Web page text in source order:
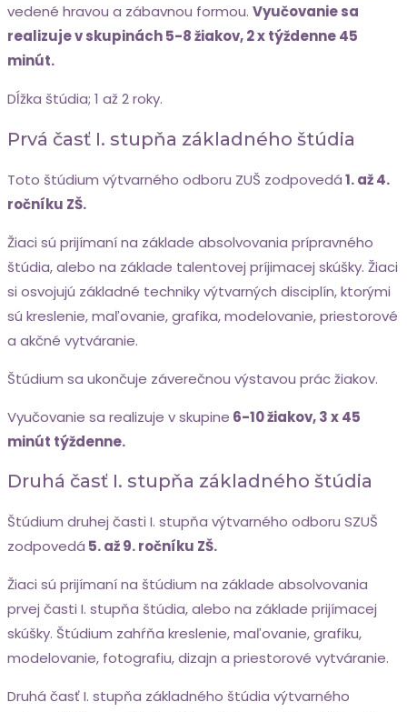
vedené hravou a zábavnou formou. Vyučovanie sa
realizuje v skupinách 5-8 žiakov, 2 x týždenne 45
minút.
Dĺžka štúdia; 1 až 2 roky.
Prvá časť I. stupňa základného štúdia
Toto štúdium výtvarného odboru ZUŠ zodpovedá1. až 4.
ročníku ZŠ.
Žiaci sú prijímaní na základe absolvovania prípravného
štúdia, alebo na základe talentovej príjimacej skúšky. Žiaci
si osvojujú základné techniky výtvarných disciplín, ktorými
sú kreslenie, maľovanie, grafika, modelovanie, priestorové
a akčné vytváranie.
Štúdium sa ukončuje záverečnou výstavou prác žiakov.
Vyučovanie sa realizuje v skupine 6-10 žiakov, 3 x 45
minút týždenne.
Druhá časť I. stupňa základného štúdia
Štúdium druhej časti I. stupňa výtvarného odboru SZUŠ
zodpovedá 5. až 9. ročníku ZŠ.
Žiaci sú prijímaní na štúdium na základe absolvovania
prvej časti I. stupňa štúdia, alebo na základe prijímacej
skúšky. Štúdium zahŕňa kreslenie, maľovanie, grafiku,
modelovanie, fotografiu, dizajn a priestorové vytváranie.
Druhá časť I. stupňa základného štúdia výtvarného